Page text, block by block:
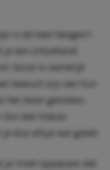
in de kast hangen?
een ontzettend
Goud is namelijk
bewust zijn van hun
het leven genieten.
veel klasse
dus altijd wel goed!
je moet oppassen dat